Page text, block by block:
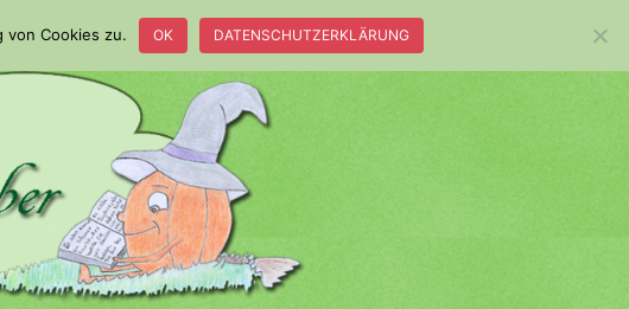
von Cookies zu. OK DATENSCHUTZERKLÄRUNG